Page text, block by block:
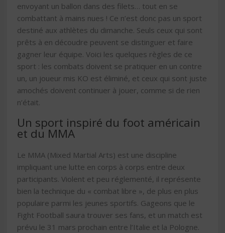
envoyant un ballon dans des filets… tout en se
combattant à mains nues ! Ce n’est donc pas un sport
destiné aux athlètes du dimanche. Seuls ceux qui sont
prêts à en découdre peuvent se distinguer et faire
gagner leur équipe. Voici les quelques règles de ce
sport : les combats doivent se pratiquer en un contre
un, un joueur mis KO est éliminé, et ceux qui sont juste
amochés doivent continuer à jouer, comme si de rien
n’était.
Un sport inspiré du foot américain
et du MMA
Le MMA (Mixed Martial Arts) est une discipline
impliquant une lutte en corps à corps entre deux
participants. Violent et peu réglementé, il représente
bien la technique du « combat libre », de plus en plus
populaire parmi les jeunes sportifs. Gageons que le
Fight Football saura trouver ses fans, et un match est
prévu le 31 mars prochain entre l’Italie et la Pologne.